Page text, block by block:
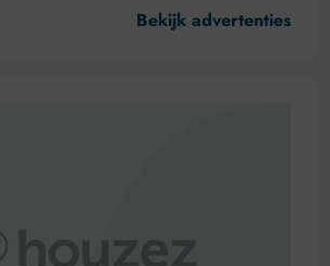
Bekijk advertenties